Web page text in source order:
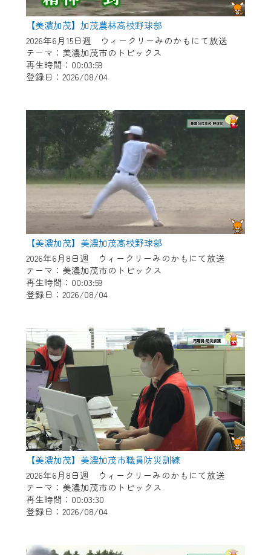
【美濃加茂】加茂農林高校野球部
2026年6月15日週 ウィークリーみのかもにて放送
テーマ：美濃加茂市のトピックス
再生時間：00:03:59
登録日：2026/08/04
【美濃加茂】美濃加茂高校野球部
2026年6月8日週 ウィークリーみのかもにて放送
テーマ：美濃加茂市のトピックス
再生時間：00:03:59
登録日：2026/08/04
【美濃加茂】美濃加茂市職員防災訓練
2026年6月8日週 ウィークリーみのかもにて放送
テーマ：美濃加茂市のトピックス
再生時間：00:03:30
登録日：2026/08/04